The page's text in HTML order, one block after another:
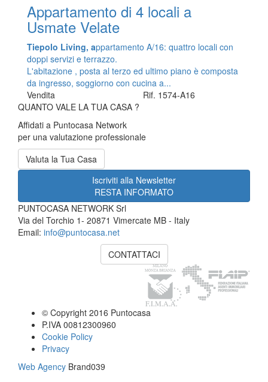
Appartamento di 4 locali a
Usmate Velate
Tiepolo Living, appartamento A/16: quattro locali con
doppi servizi e terrazzo.
L'abitazione , posta al terzo ed ultimo piano è composta
da ingresso, soggiorno con cucina a...
Vendita
Rif. 1574-A16
QUANTO VALE LA TUA CASA ?
Affidati a Puntocasa Network
per una valutazione professionale
Valuta la Tua Casa
Iscriviti alla Newsletter
RESTA INFORMATO
PUNTOCASA NETWORK Srl
Via del Torchio 1- 20871 Vimercate MB - Italy
Email: info@puntocasa.net
CONTATTACI
© Copyright 2016 Puntocasa
P.IVA 00812300960
Cookie Policy
Privacy
Web Agency Brand039